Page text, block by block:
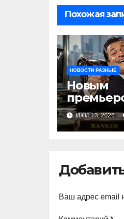
Похожая
НОВОСТИ РАЗНЫЕ
Новым
стать
Украины
ИЮЛ 13, 2026
Ваш адрес email